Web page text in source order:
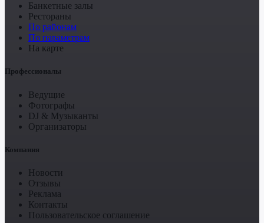
Банкетные залы
Рестораны
По районам
По параметрам
На карте
Профессионалы
Ведущие
Фотографы
DJ & Музыканты
Организаторы
Компания
Новости
Отзывы
Реклама
Контакты
Пользовательское соглашение